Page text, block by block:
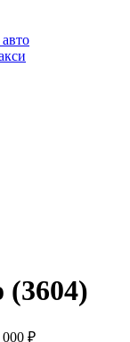
000 ₽